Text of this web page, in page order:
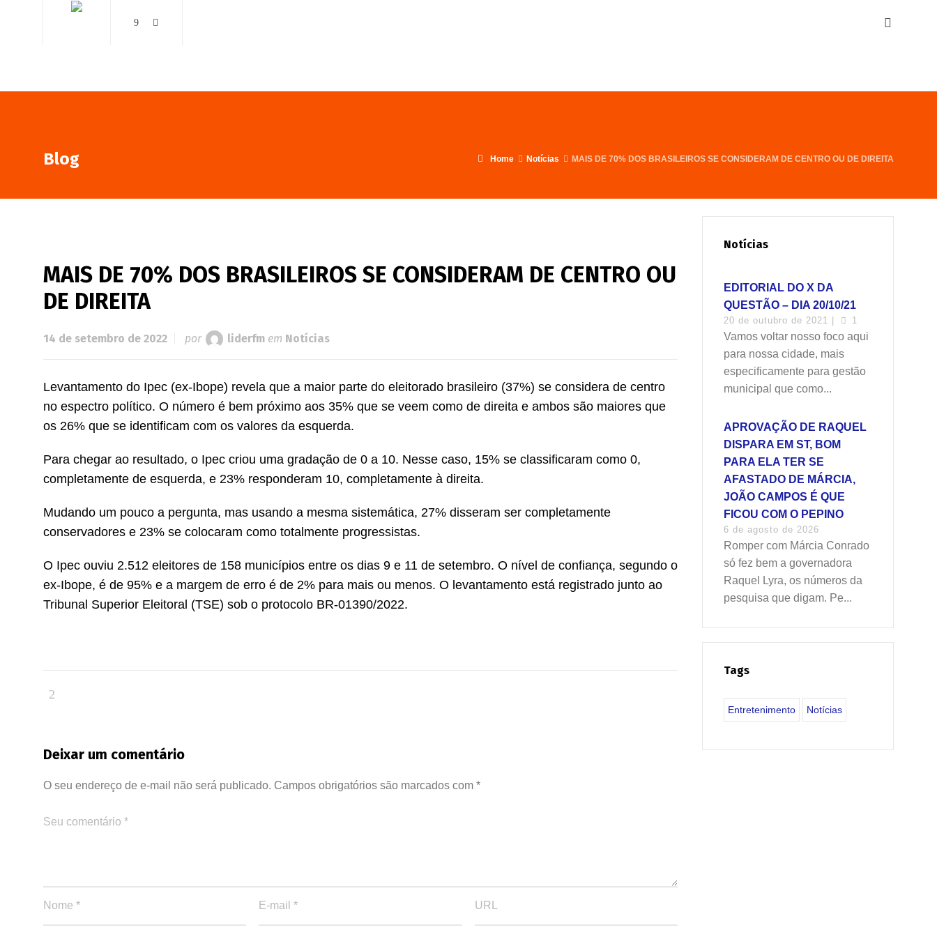
Blog Home Notícias MAIS DE 70% DOS BRASILEIROS SE CONSIDERAM DE CENTRO OU DE DIREITA
MAIS DE 70% DOS BRASILEIROS SE CONSIDERAM DE CENTRO OU
DE DIREITA
14 de setembro de 2022 por liderfm em Notícias
Levantamento do Ipec (ex-Ibope) revela que a maior parte do eleitorado brasileiro (37%) se considera de centro
no espectro político. O número é bem próximo aos 35% que se veem como de direita e ambos são maiores que
os 26% que se identificam com os valores da esquerda.
Para chegar ao resultado, o Ipec criou uma gradação de 0 a 10. Nesse caso, 15% se classificaram como 0,
completamente de esquerda, e 23% responderam 10, completamente à direita.
Mudando um pouco a pergunta, mas usando a mesma sistemática, 27% disseram ser completamente
conservadores e 23% se colocaram como totalmente progressistas.
O Ipec ouviu 2.512 eleitores de 158 municípios entre os dias 9 e 11 de setembro. O nível de confiança, segundo o
ex-Ibope, é de 95% e a margem de erro é de 2% para mais ou menos. O levantamento está registrado junto ao
Tribunal Superior Eleitoral (TSE) sob o protocolo BR-01390/2022.
Deixar um comentário
O seu endereço de e-mail não será publicado. Campos obrigatórios são marcados com *
Notícias
EDITORIAL DO X DA
QUESTÃO – DIA 20/10/21
20 de outubro de 2021 | 1
Vamos voltar nosso foco aqui
para nossa cidade, mais
especificamente para gestão
municipal que como...
APROVAÇÃO DE RAQUEL
DISPARA EM ST, BOM
PARA ELA TER SE
AFASTADO DE MÁRCIA,
JOÃO CAMPOS É QUE
FICOU COM O PEPINO
6 de agosto de 2026
Romper com Márcia Conrado
só fez bem a governadora
Raquel Lyra, os números da
pesquisa que digam. Pe...
Tags
Entretenimento Notícias